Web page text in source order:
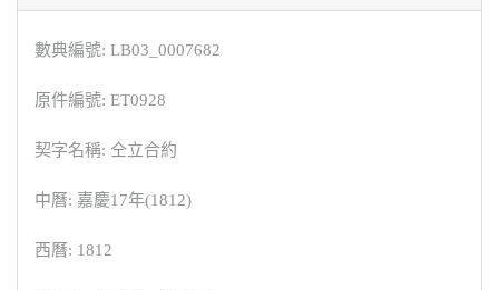
數典編號: LB03_0007682
原件編號: ET0928
契字名稱: 仝立合約
中曆: 嘉慶17年(1812)
西曆: 1812